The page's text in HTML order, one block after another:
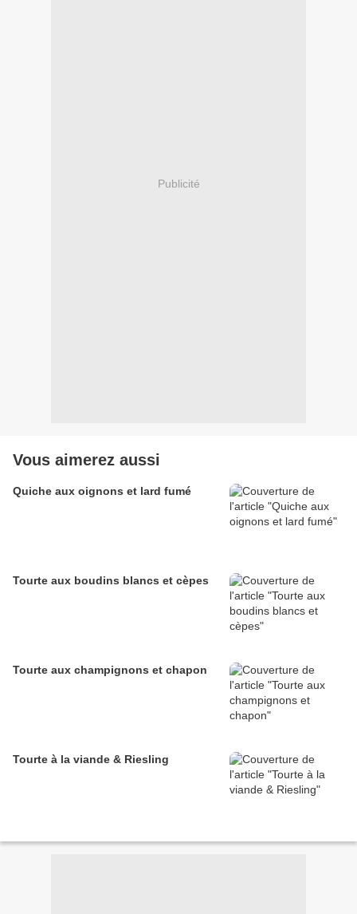
Publicité
Vous aimerez aussi
Quiche aux oignons et lard fumé
Tourte aux boudins blancs et cèpes
Tourte aux champignons et chapon
Tourte à la viande & Riesling